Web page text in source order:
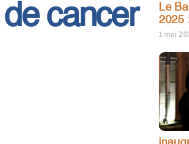
cancer
Le
2025
1 mai